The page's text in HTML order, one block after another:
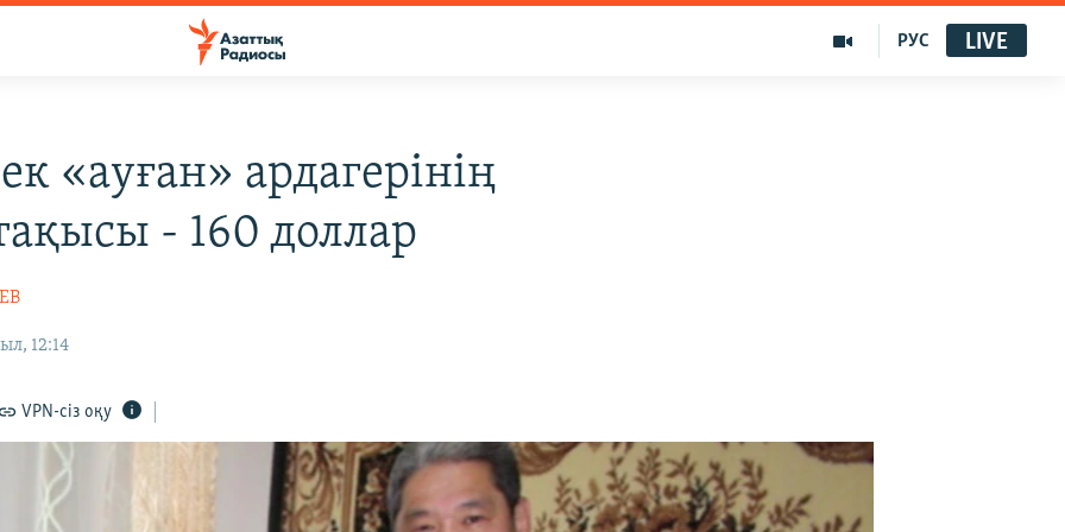
РУС LIVE
«ауған» ардагерінің
- 160 доллар
12:14
VPN-сіз оқу